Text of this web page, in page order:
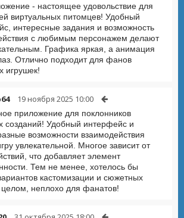
- настоящее удовольствие для
виртуальных питомцев! Удобный
интересные задания и возможность
с любимым персонажем делают
Графика яркая, а анимация
Отлично подходит для фанов
игрушек!
19 ноября 2025 10:00
приложение для поклонников
созданий! Удобный интерфейс и
возможности взаимодействия
увлекательной. Многое зависит от
что добавляет элемент
Тем не менее, хотелось бы
кастомизации и сюжетных
неплохо для фанатов!